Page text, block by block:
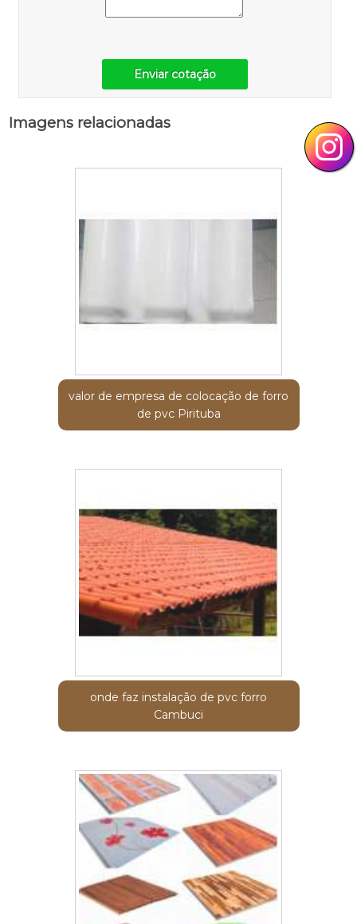
Enviar cotação
Imagens relacionadas
valor de empresa de colocação de forro
de pvc Pirituba
onde faz instalação de pvc forro
Cambuci